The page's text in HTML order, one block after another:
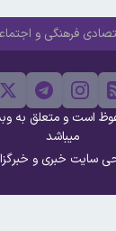
فرهنگی و
است و متعلق به
میباشد
سایت خبری و